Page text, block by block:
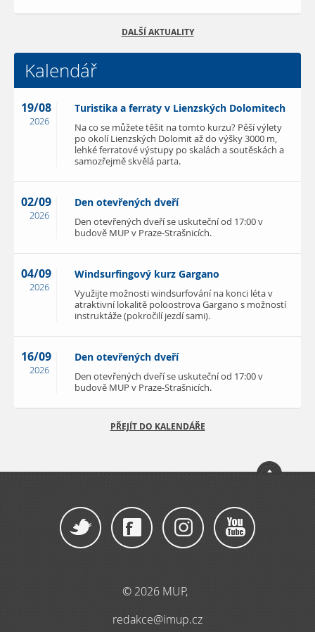
DALŠÍ AKTUALITY
Kalendář
19/08
2026
Turistika a ferraty v Lienzských Dolomitech
Na co se můžete těšit na tomto kurzu? Pěší výlety
po okolí Lienzských Dolomit až do výšky 3000 m,
lehké ferratové výstupy po skalách a soutěskách a
samozřejmě skvělá parta.
02/09
2026
Den otevřených dveří
Den otevřených dveří se uskuteční od 17:00 v
budově MUP v Praze-Strašnicích.
04/09
2026
Windsurfingový kurz Gargano
Využijte možnosti windsurfování na konci léta v
atraktivní lokalitě poloostrova Gargano s možností
instruktáže (pokročilí jezdí sami).
16/09
2026
Den otevřených dveří
Den otevřených dveří se uskuteční od 17:00 v
budově MUP v Praze-Strašnicích.
PŘEJÍT DO KALENDÁŘE
© 2026 MUP,
redakce@imup.cz